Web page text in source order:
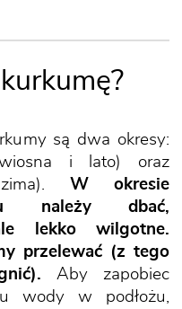
są dwa okresy:
i lato) oraz
W okresie
należy dbać,
lekko wilgotne.
przelewać (z tego
Aby zapobiec
wody w podłożu,